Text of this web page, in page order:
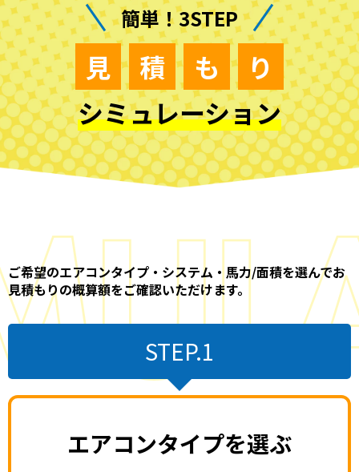
簡単！3STEP
見 積 も
り
シミュレーション
ご希望のエアコンタイプ・システム・馬力/面積を選んでお
見積もりの概算額をご確認いただけます。
STEP.1
エアコンタイプを選ぶ